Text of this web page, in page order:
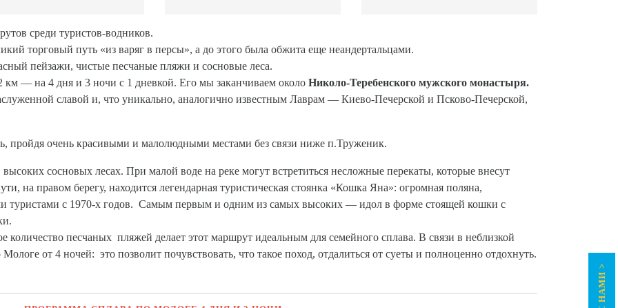
среди туристов-водников.
торговый путь «из варяг в персы», а до этого была обжита еще неандертальцами.
пейзажи, чистые песчаные пляжи и сосновые леса.
— на 4 дня и 3 ночи с 1 дневкой. Его мы заканчиваем около Николо-Теребенского мужского монастыря.
славой и, что уникально, аналогично известным Лаврам — Киево-Печерской и Псково-Печерской,
пройдя очень красивыми и малолюдными местами без связи ниже п.Труженик.
сосновых лесах. При малой воде на реке могут встретиться несложные перекаты, которые внесут
на правом берегу, находится легендарная туристическая стоянка «Кошка Яна»: огромная поляна,
туристами с 1970-х годов. Самым первым и одним из самых высоких — идол в форме стоящей кошки с
песчаных пляжей делает этот маршрут идеальным для семейного сплава. В связи в неблизкой
от 4 ночей: это позволит почувствовать, что такое поход, отдалиться от суеты и полноценно отдохнуть.